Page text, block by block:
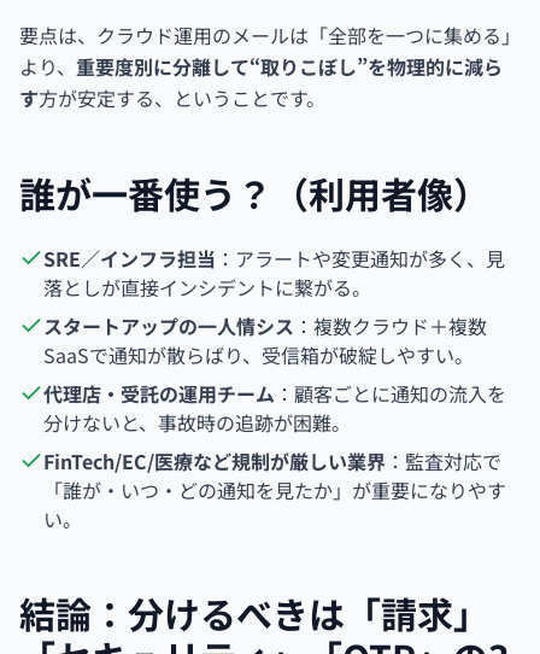
要点は、クラウド運用のメールは「全部を一つに集める」
より、 重要度別に分離して“取りこぼし”を物理的に減ら
す方が安定する、ということです。
誰が一番使う？（利用者像）
SRE／インフラ担当 ：アラートや変更通知が多く、見
落としが直接インシデントに繋がる。
スタートアップの一人情シス ：複数クラウド＋複数
SaaSで通知が散らばり、受信箱が破綻しやすい。
代理店・受託の運用チーム ：顧客ごとに通知の流入を
分けないと、事故時の追跡が困難。
FinTech/EC/医療など規制が厳しい業界 ：監査対応で
「誰が・いつ・どの通知を見たか」が重要になりやす
い。
結論：分けるべきは「請求」